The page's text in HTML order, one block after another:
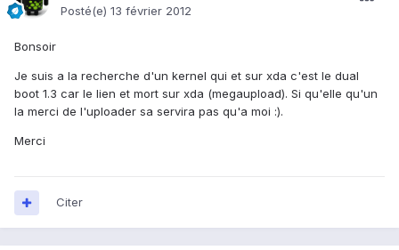
Posté(e) 13 février 2012
Bonsoir
Je suis a la recherche d'un kernel qui et sur xda c'est le dual
boot 1.3 car le lien et mort sur xda (megaupload). Si qu'elle qu'un
la merci de l'uploader sa servira pas qu'a moi :).
Merci
Citer